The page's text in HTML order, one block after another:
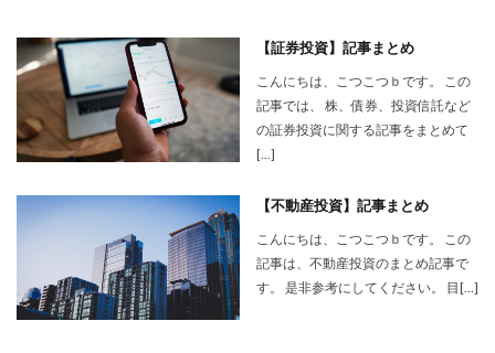
【証券投資】記事まとめ
こんにちは、こつこつｂです。 この
記事では、 株、債券、投資信託など
の証券投資に関する記事をまとめて
[…]
【不動産投資】記事まとめ
こんにちは、こつこつｂです。 この
記事は、不動産投資のまとめ記事で
す。 是非参考にしてください。 目[…]